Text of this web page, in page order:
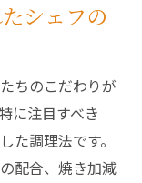
上げる方法
スポット
楽しむテクニ
を過ごす
シェフの
ちのこだわりが
に注目すべき
た調理法です。
配合、焼き加減